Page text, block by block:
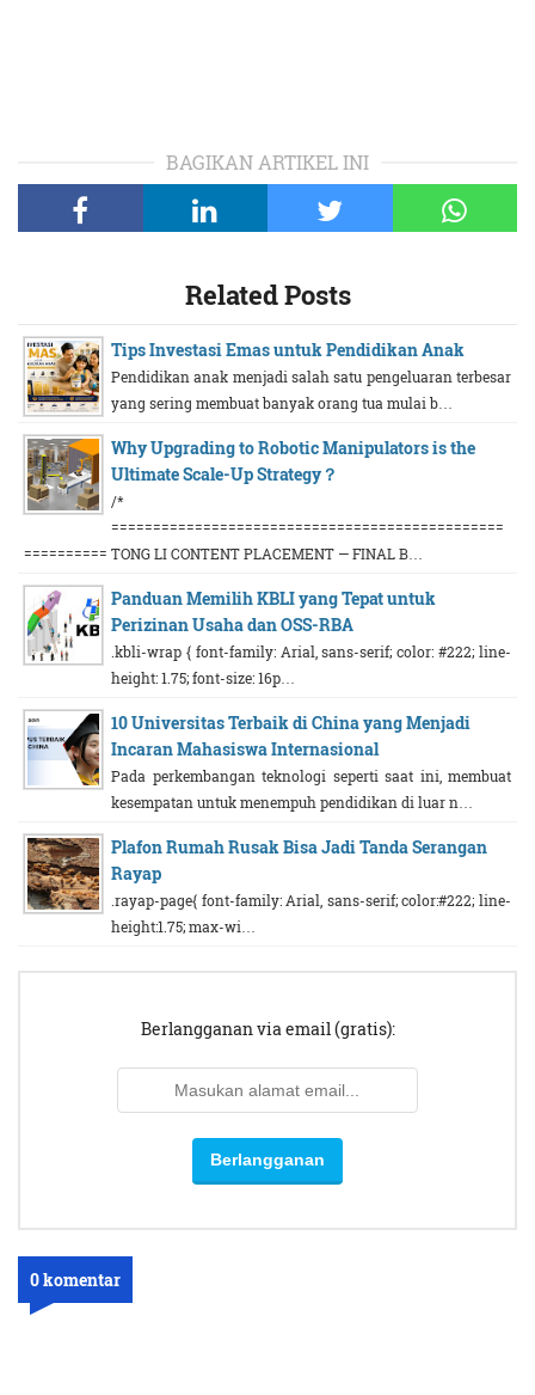
BAGIKAN ARTIKEL INI
Related Posts
Tips Investasi Emas untuk Pendidikan Anak
Pendidikan anak menjadi salah satu pengeluaran terbesar
yang sering membuat banyak orang tua mulai b…
Why Upgrading to Robotic Manipulators is the
Ultimate Scale-Up Strategy？
/*
===============================================
========== TONG LI CONTENT PLACEMENT — FINAL B…
Panduan Memilih KBLI yang Tepat untuk
Perizinan Usaha dan OSS-RBA
.kbli-wrap { font-family: Arial, sans-serif; color: #222; line-
height: 1.75; font-size: 16p…
10 Universitas Terbaik di China yang Menjadi
Incaran Mahasiswa Internasional
Pada perkembangan teknologi seperti saat ini, membuat
kesempatan untuk menempuh pendidikan di luar n…
Plafon Rumah Rusak Bisa Jadi Tanda Serangan
Rayap
.rayap-page{ font-family: Arial, sans-serif; color:#222; line-
height:1.75; max-wi…
Berlangganan via email (gratis):
0 komentar